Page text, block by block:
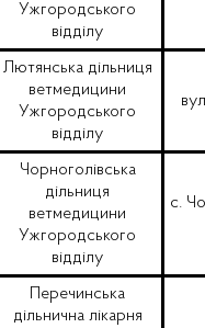
Ужгородського
відділу
Лютянська дільниця
ветмедицини
Ужгородського
відділу
Чорноголівська
дільниця
ветмедицини
Ужгородського
відділу
с.
Перечинська
дільнична лікарня